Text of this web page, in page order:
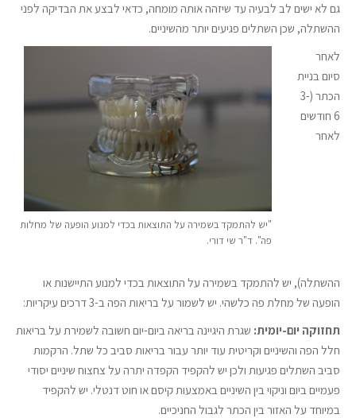
גם לא ישים לב לבעיה עד שיזהה אותה מומחה, כדאי לבצע את הבדיקה לפני
ההשתלה, שכן השתלים פגיעים יותר מהשיניים.
"יש להתמקד בשמירה על התוצאות בכדי למנוע הופעה של מחלות
פה". ד"ר שי דורי.
לאחר
סיום בניית
הכתר (3-
6 חודשים
לאחר
ההשתלה), יש להתמקד בשמירה על התוצאות בכדי למנוע התיישנות או
הופעה של מחלת פה כלשהי. יש לשמור על בריאות הפה ב-3 דרכים עיקריות:
תחזוקה יום-יומית: שגרת היגיינה בריאה ביום-יום חשובה לשמירת על בריאות
חלל הפה והשיניים וקריטית עוד יותר עבור בריאות סביב כל שתל. הרקמות
סביב השתלים פגיעות ולכן יש להקפיד הקפדה יתרה על צחצוח שיניים יסודי
פעמיים ביום וניקוי בין השיניים באמצעות קיסם או חוט דנטלי. יש להקפיד
במיוחד על האזור בין הכתר לגבול החניכיים.